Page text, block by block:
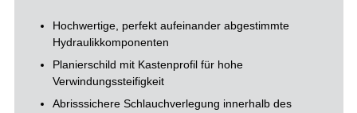
Hochwertige, perfekt aufeinander abgestimmte
Hydraulikkomponenten
Planierschild mit Kastenprofil für hohe
Verwindungssteifigkeit
Abrisssichere Schlauchverlegung innerhalb des